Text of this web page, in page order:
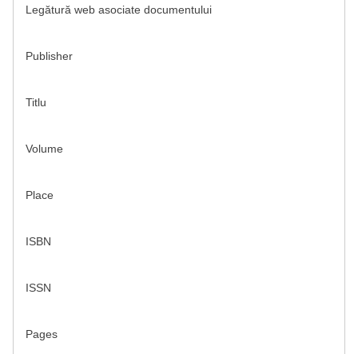
Legătură web asociate documentului
Publisher
Titlu
Volume
Place
ISBN
ISSN
Pages